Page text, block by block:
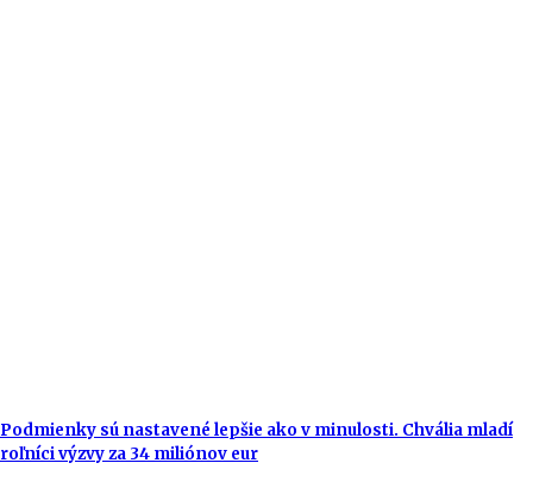
Podmienky sú nastavené lepšie ako v minulosti. Chvália mladí
roľníci výzvy za 34 miliónov eur